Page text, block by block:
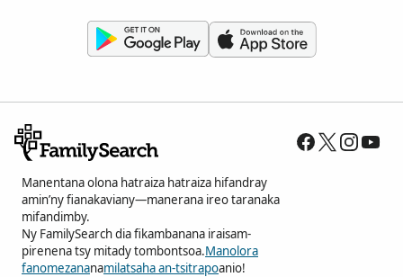
Manentana olona hatraiza hatraiza hifandray
amin’ny fianakaviany—manerana ireo taranaka
mifandimby.
Ny FamilySearch dia fikambanana iraisam-
pirenena tsy mitady tombontsoa.Manolora
fanomezananamilatsaha an-tsitrapoanio!